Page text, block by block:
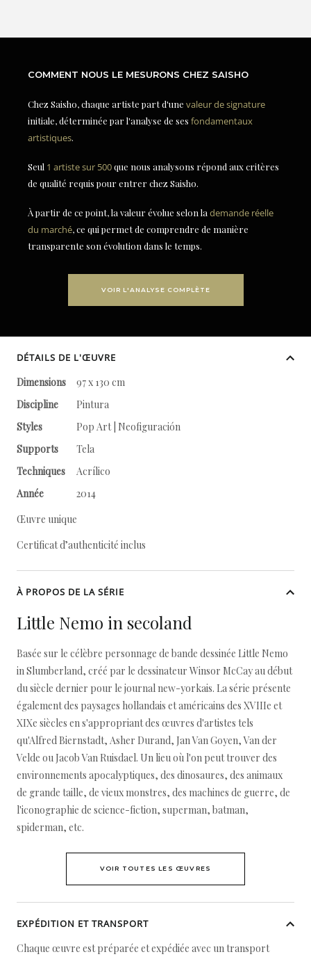
COMMENT NOUS LE MESURONS CHEZ SAISHO
Chez Saisho, chaque artiste part d'une valeur de signature
initiale, déterminée par l'analyse de ses fondamentaux
artistiques.
Seul 1 artiste sur 500que nous analysons répond aux critères
de qualité requis pour entrer chez Saisho.
À partir de ce point, la valeur évolue selon la demande réelle
du marché, ce qui permet de comprendre de manière
transparente son évolution dans le temps.
VOIR L'ANALYSE COMPLÈTE
DÉTAILS DE L'ŒUVRE
Dimensions
97 x 130 cm
Discipline
Pintura
Styles
Pop Art | Neofiguración
Supports
Tela
Techniques
Acrílico
Année
2014
Œuvre unique
Certificat d’authenticité inclus
À PROPOS DE LA SÉRIE
Little Nemo in secoland
Basée sur le célèbre personnage de bande dessinée Little Nemo
in Slumberland, créé par le dessinateur Winsor McCay au début
du siècle dernier pour le journal new-yorkais. La série présente
également des paysages hollandais et américains des XVIIIe et
XIXe siècles en s'appropriant des œuvres d'artistes tels
qu'Alfred Biernstadt, Asher Durand, Jan Van Goyen, Van der
Velde ou Jacob Van Ruisdael. Un lieu où l'on peut trouver des
environnements apocalyptiques, des dinosaures, des animaux
de grande taille, de vieux monstres, des machines de guerre, de
l'iconographie de science-fiction, superman, batman,
spiderman, etc.
VOIR TOUTES LES ŒUVRES
EXPÉDITION ET TRANSPORT
Chaque œuvre est préparée et expédiée avec un transport